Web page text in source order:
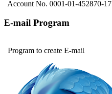
Account No. 0001-01-452870-17
E-mail Program
Program to create E-mail